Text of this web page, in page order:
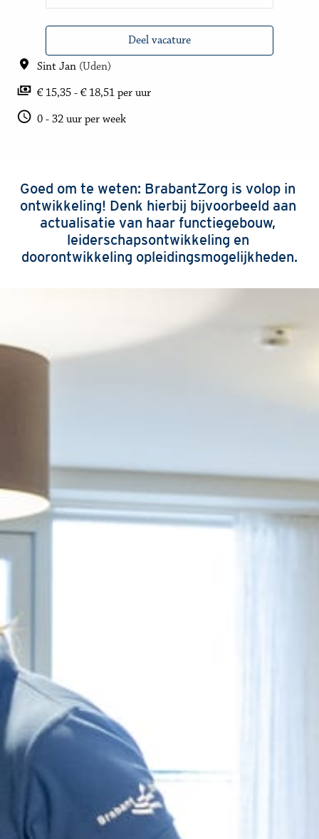
Deel vacature
Sint Jan (Uden)
€ 15,35 - € 18,51 per uur
0 - 32 uur per week
Goed om te weten: BrabantZorg is volop in
ontwikkeling! Denk hierbij bijvoorbeeld aan
actualisatie van haar functiegebouw,
leiderschapsontwikkeling en
doorontwikkeling opleidingsmogelijkheden.